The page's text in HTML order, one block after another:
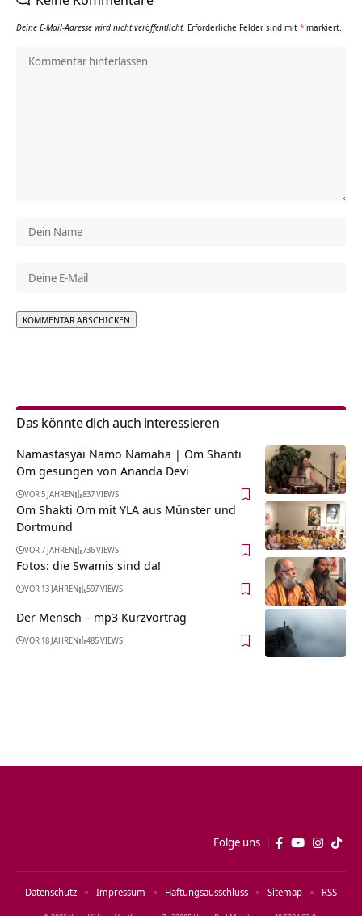
Deine E-Mail-Adresse wird nicht veröffentlicht. Erforderliche Felder sind mit * markiert.
Das könnte dich auch interessieren
Namastasyai Namo Namaha | Om Shanti
Om gesungen von Ananda Devi
VOR 5 JAHREN 837 VIEWS
Om Shakti Om mit YLA aus Münster und
Dortmund
VOR 7 JAHREN 736 VIEWS
Fotos: die Swamis sind da!
VOR 13 JAHREN 597 VIEWS
Der Mensch – mp3 Kurzvortrag
VOR 18 JAHREN 485 VIEWS
Folge uns
Datenschutz Impressum Haftungsausschluss Sitemap RSS